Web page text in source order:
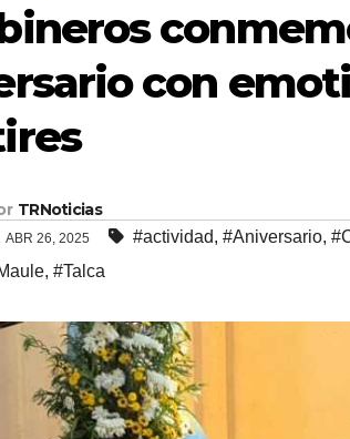
con
TRNoticias
ABR 26, 2025 #actividad, #Aniversario,
, #Talca